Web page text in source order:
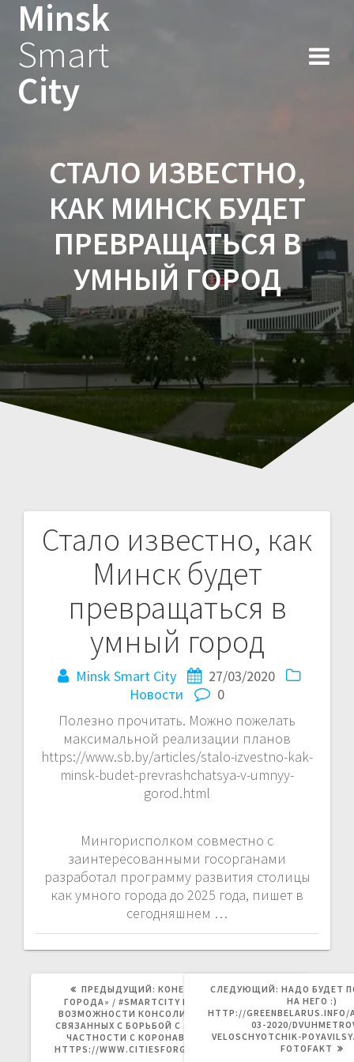
Minsk
Smart
City
СТАЛО ИЗВЕСТНО,
КАК МИНСК БУДЕТ
ПРЕВРАЩАТЬСЯ В
УМНЫЙ ГОРОД
Стало известно, как
Минск будет
превращаться в
умный город
Minsk Smart City
27/03/2020
Новости
0
Полезно прочитать. Можно пожелать
максимальной реализации планов
https://www.sb.by/articles/stalo-izvestno-kak-
minsk-budet-prevrashchatsya-v-umnyy-
gorod.html
Мингорисполком совместно с
заинтересованными госорганами
разработал программу развития столицы
как умного города до 2025 года, пишет в
сегодняшнем …
Навигация
записям
ПРЕДЫДУЩИЙ: ПРЕДЫДУЩАЯ
ЗАПИСЬ:
КОНЕЧНО, «РАЗУМНЫЕ
ГОРОДА» / #SMARTCITY НЕ ПРОШЛИ МИМО
ВОЗМОЖНОСТИ КОНСОЛИДАЦИИ ПРОЕКТОВ,
СВЯЗАННЫХ С БОРЬБОЙ С ЗАБОЛЕВАНИЯМИ, В
ЧАСТНОСТИ С КОРОНАВИРУСОМ COVID-19
HTTPS://WWW.CITIESFORGLOBALHEALTH.ORG/
СЛЕДУЮЩИЙ: СЛЕДУЮЩАЯ
ЗАПИСЬ:
НАДО БУДЕТ
НА НЕГО :)
HTTP://
03-2020/
VELOSCHYOTCHIK-
FOTOFAKT